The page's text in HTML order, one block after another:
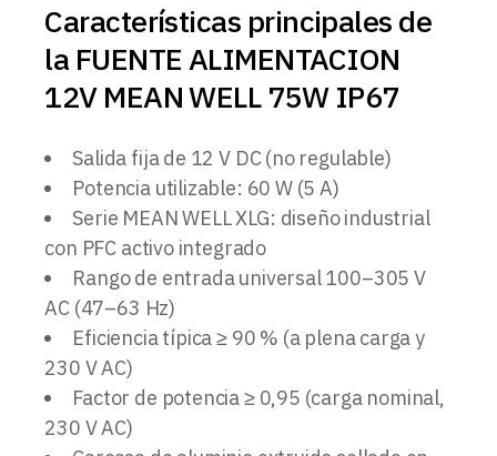
Características principales de
la FUENTE ALIMENTACION
12V MEAN WELL 75W IP67
Salida fija de 12 V DC (no regulable)
Potencia utilizable: 60 W (5 A)
Serie MEAN WELL XLG: diseño industrial
con PFC activo integrado
Rango de entrada universal 100–305 V
AC (47–63 Hz)
Eficiencia típica ≥ 90 % (a plena carga y
230 V AC)
Factor de potencia ≥ 0,95 (carga nominal,
230 V AC)